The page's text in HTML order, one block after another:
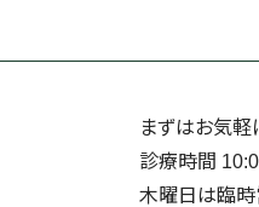
まずはお気軽
診療時間
⽊曜日は臨時